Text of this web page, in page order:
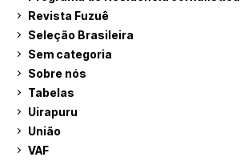
Revista Fuzuê
Seleção Brasileira
Sem categoria
Sobre nós
Tabelas
Uirapuru
União
VAF